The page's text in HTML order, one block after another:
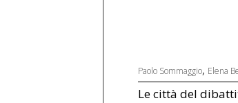
Paolo Sommaggio, Elena
Le città del